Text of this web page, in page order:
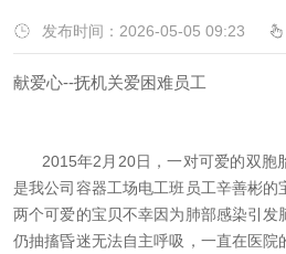
发布时间：2026-05-05 09:23
献爱心--抚机关爱困难员工
2015年2月20日，一对可爱的双胞
是我公司容器工场电工班员工辛善彬的
两个可爱的宝贝不幸因为肺部感染引
仍抽搐昏迷无法自主呼吸，一直在医院